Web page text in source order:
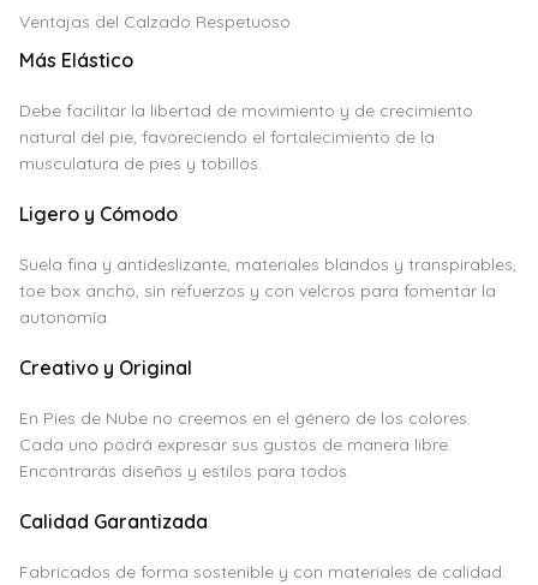
Ventajas del Calzado Respetuoso
Más Elástico
Debe facilitar la libertad de movimiento y de crecimiento
natural del pie, favoreciendo el fortalecimiento de la
musculatura de pies y tobillos.
Ligero y Cómodo
Suela fina y antideslizante, materiales blandos y transpirables,
toe box ancho, sin refuerzos y con velcros para fomentar la
autonomía.
Creativo y Original
En Pies de Nube no creemos en el género de los colores.
Cada uno podrá expresar sus gustos de manera libre.
Encontrarás diseños y estilos para todos.
Calidad Garantizada
Fabricados de forma sostenible y con materiales de calidad.